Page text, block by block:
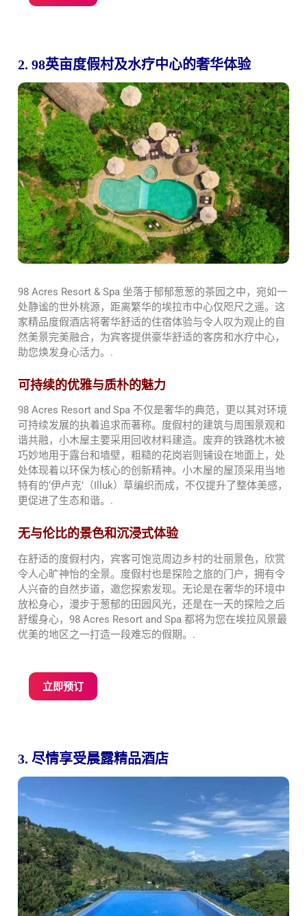
2. 98英亩度假村及水疗中心的奢华体验
98 Acres Resort & Spa 坐落于郁郁葱葱的茶园之中，宛如一
处静谧的世外桃源，距离繁华的埃拉市中心仅咫尺之遥。这
家精品度假酒店将奢华舒适的住宿体验与令人叹为观止的自
然美景完美融合，为宾客提供豪华舒适的客房和水疗中心，
助您焕发身心活力。.
可持续的优雅与质朴的魅力
98 Acres Resort and Spa 不仅是奢华的典范，更以其对环境
可持续发展的执着追求而著称。度假村的建筑与周围景观和
谐共融，小木屋主要采用回收材料建造。废弃的铁路枕木被
巧妙地用于露台和墙壁，粗糙的花岗岩则铺设在地面上，处
处体现着以环保为核心的创新精神。小木屋的屋顶采用当地
特有的‘伊卢克’（Illuk）草编织而成，不仅提升了整体美感，
更促进了生态和谐。.
无与伦比的景色和沉浸式体验
在舒适的度假村内，宾客可饱览周边乡村的壮丽景色，欣赏
令人心旷神怡的全景。度假村也是探险之旅的门户，拥有令
人兴奋的自然步道，邀您探索发现。无论是在奢华的环境中
放松身心，漫步于葱郁的田园风光，还是在一天的探险之后
舒缓身心，98 Acres Resort and Spa 都将为您在埃拉风景最
优美的地区之一打造一段难忘的假期。.
立即预订
3. 尽情享受晨露精品酒店